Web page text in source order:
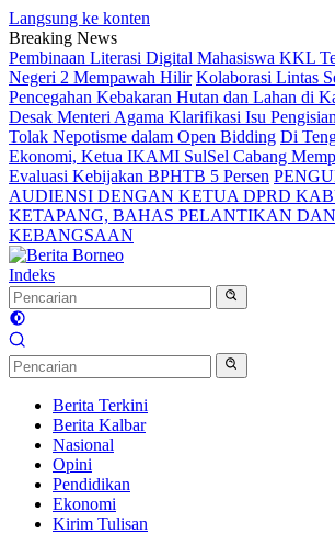
Langsung ke konten
Breaking News
Pembinaan Literasi Digital Mahasiswa KKL
Negeri 2 Mempawah Hilir Kolaborasi Lintas
Pencegahan Kebakaran Hutan dan Lahan di
Desak Menteri Agama Klarifikasi Isu
Tolak Nepotisme dalam Open Bidding Di
Ekonomi, Ketua IKAMI SulSel Cabang
Evaluasi Kebijakan BPHTB 5 Persen
AUDIENSI DENGAN KETUA DPRD
KETAPANG, BAHAS PELANTIKAN
KEBANGSAAN
Indeks
Berita Terkini
Berita Kalbar
Nasional
Opini
Pendidikan
Ekonomi
Kirim Tulisan